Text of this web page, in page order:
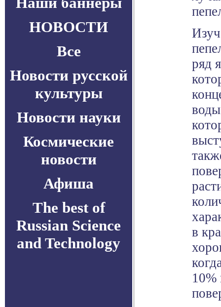
НОВОСТИ
Все
Новости русской
культуры
Новости науки
Космические
новости
Афиша
The best of
Russian Science
and Technology
ряд
в
10%